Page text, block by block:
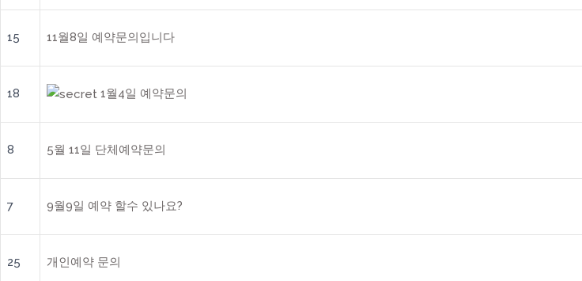
15 11월8일 예약문의입니다
18 1월4일 예약문의
8 5월 11일 단체예약문의
7 9월9일 예약 할수 있나요?
25 개인예약 문의